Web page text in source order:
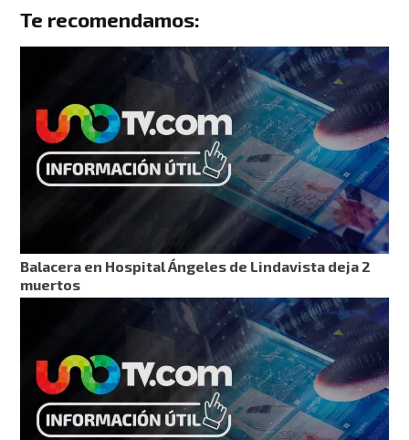
Te recomendamos:
Balacera en Hospital Ángeles de Lindavista deja 2
muertos